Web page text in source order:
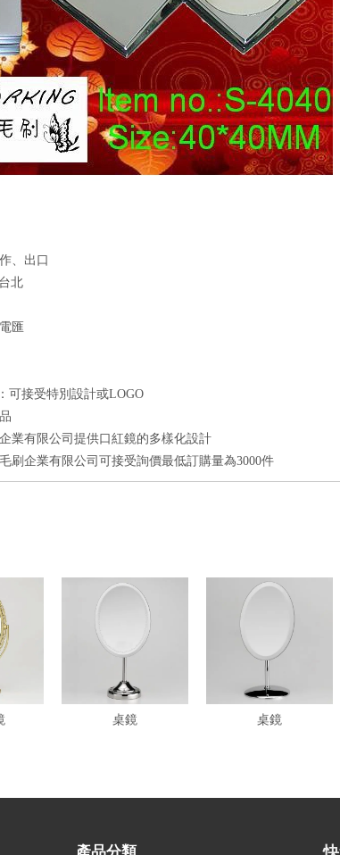
、出口
北
匯
可接受特別設計或LOGO
業有限公司提供口紅鏡的多樣化設計
刷企業有限公司可接受詢價最低訂購量為3000件
桌鏡 桌鏡